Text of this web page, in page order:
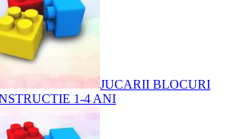
JUCARII BLOCURI
1-4 ANI